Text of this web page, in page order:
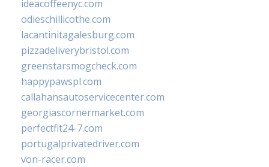
ideacoffeenyc.com
odieschillicothe.com
lacantinitagalesburg.com
pizzadeliverybristol.com
greenstarsmogcheck.com
happypawspl.com
callahansautoservicecenter.com
georgiascornermarket.com
perfectfit24-7.com
portugalprivatedriver.com
von-racer.com